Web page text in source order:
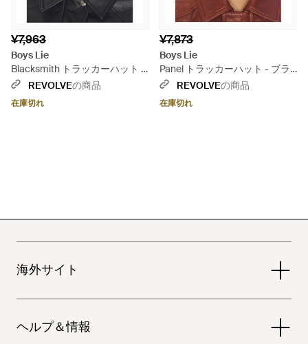
¥7,963
Boys Lie
Blacksmith トラッカーハット -
ブラックREVOLVEの商品
在庫切れ
¥7,873
Boys Lie
Panel トラッカーハット - ブラ
ウンREVOLVEの商品
在庫切れ
海外サイト
ヘルプ＆情報